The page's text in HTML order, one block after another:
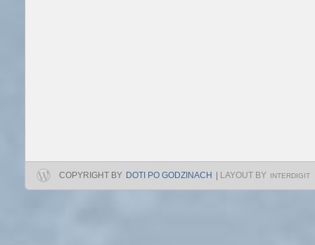
COPYRIGHT BY DOTI PO GODZINACH | LAYOUT BY INTERDIGIT